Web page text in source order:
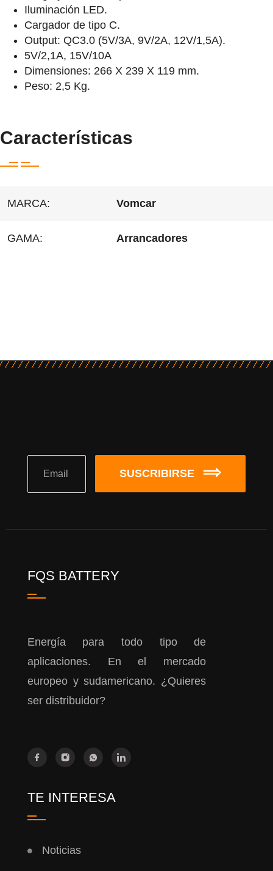
Iluminación LED.
Cargador de tipo C.
Output: QC3.0 (5V/3A, 9V/2A, 12V/1,5A).
5V/2,1A, 15V/10A
Dimensiones: 266 X 239 X 119 mm.
Peso: 2,5 Kg.
Características
MARCA: Vomcar
GAMA: Arrancadores
SUSCRIBIRSE
FQS BATTERY
Energía para todo tipo de
aplicaciones. En el mercado
europeo y sudamericano. ¿Quieres
ser distribuidor?
TE INTERESA
Noticias